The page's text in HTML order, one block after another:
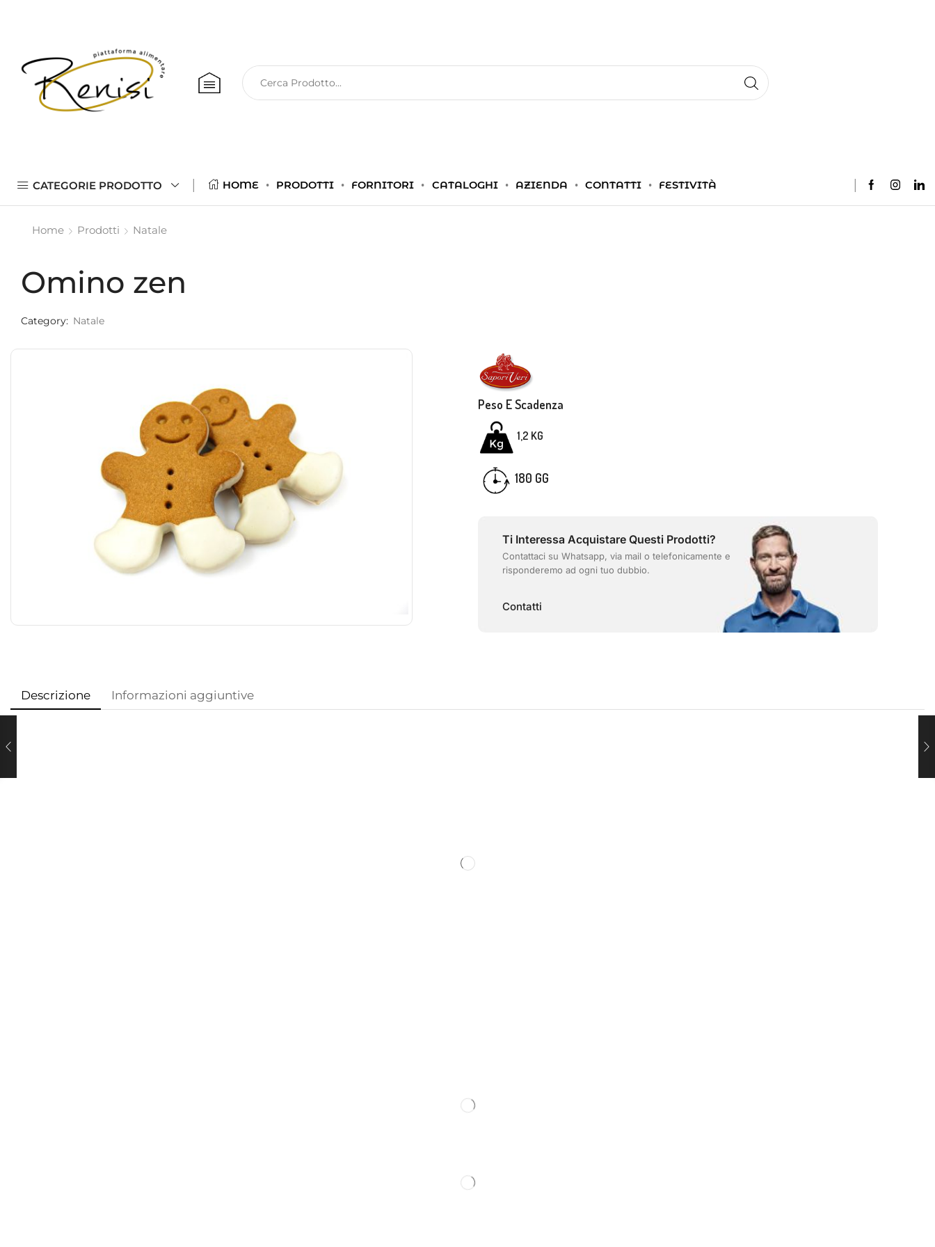
CATEGORIE PRODOTTO HOME PRODOTTI FORNITORI CATALOGHI AZIENDA CONTATTI FESTIVITÀ
Home Prodotti Natale
Omino zen
Category: Natale
Peso E Scadenza
1,2 KG
180 GG
Ti Interessa Acquistare Questi Prodotti?
Contattaci su Whatsapp, via mail o telefonicamente e
risponderemo ad ogni tuo dubbio.
Contatti
Descrizione Informazioni aggiuntive